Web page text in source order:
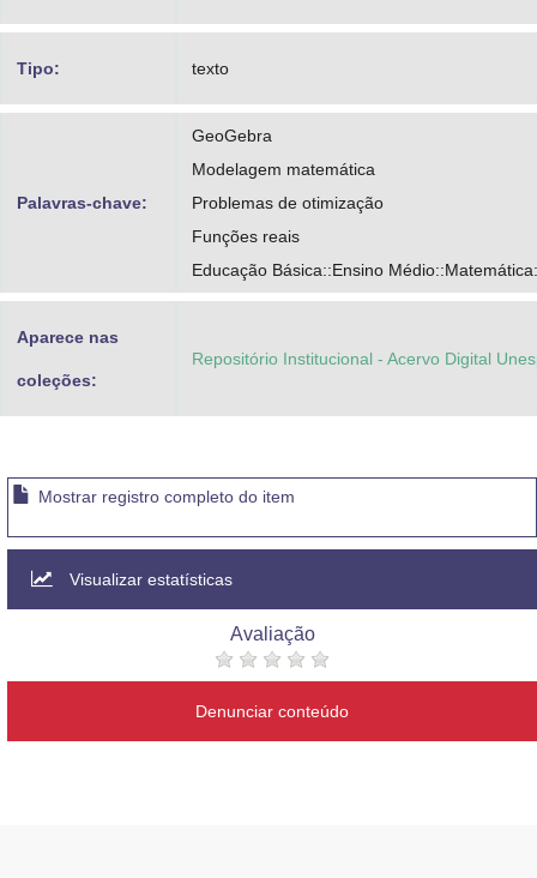
Tipo: texto
Palavras-chave:
GeoGebra
Modelagem matemática
Problemas de otimização
Funções reais
Educação Básica::Ensino
Aparece nas
coleções:
Repositório Institucional - Acervo Digital
Mostrar registro completo do item
Visualizar estatísticas
Avaliação
Denunciar conteúdo